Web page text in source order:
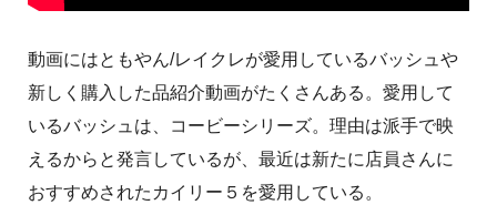
動画にはともやん/レイクレが愛用しているバッシュや
新しく購入した品紹介動画がたくさんある。愛用して
いるバッシュは、コービーシリーズ。理由は派手で映
えるからと発言しているが、最近は新たに店員さんに
おすすめされたカイリー５を愛用している。